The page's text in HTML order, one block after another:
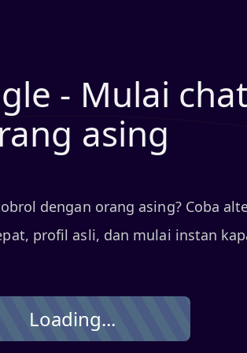
- Mulai
asing
dengan orang asing? Coba
profil asli, dan mulai instan
Loading...